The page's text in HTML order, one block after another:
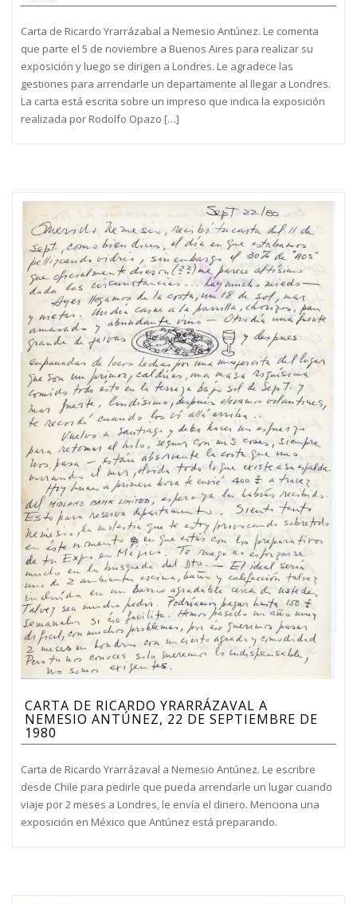
Carta de Ricardo Yrarrázabal a Nemesio Antúnez. Le comenta
que parte el 5 de noviembre a Buenos Aires para realizar su
exposición y luego se dirigen a Londres. Le agradece las
gestiones para arrendarle un departamente al llegar a Londres.
La carta está escrita sobre un impreso que indica la exposición
realizada por Rodolfo Opazo […]
CARTA DE RICARDO YRARRÁZAVAL A
NEMESIO ANTÚNEZ, 22 DE SEPTIEMBRE DE
1980
Carta de Ricardo Yrarrázaval a Nemesio Antúnez. Le escribre
desde Chile para pedirle que pueda arrendarle un lugar cuando
viaje por 2 meses a Londres, le envía el dinero. Menciona una
exposición en México que Antúnez está preparando.